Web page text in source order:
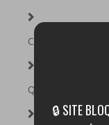
Chefes gigantes
Quebra-cabeças
🔒 SITE